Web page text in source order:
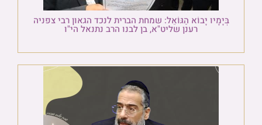
בְּיָמָיו יָבוֹא הַגּוֹאֵל: שמחת הברית לנכד הגאון רבי צפניה
רענן שליט"א, בן לבנו הרב נתנאל הי"ו